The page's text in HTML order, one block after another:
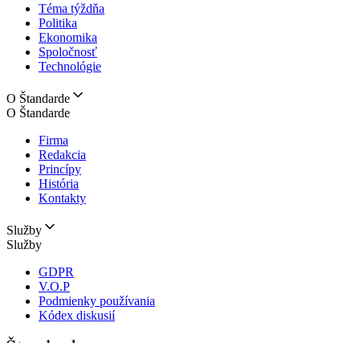
Téma týždňa
Politika
Ekonomika
Spoločnosť
Technológie
O Štandarde
O Štandarde
Firma
Redakcia
Princípy
História
Kontakty
Služby
Služby
GDPR
V.O.P
Podmienky používania
Kódex diskusií